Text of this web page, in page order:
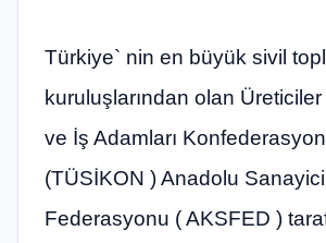
Türkiye` nin en büyük sivil
kuruluşlarından olan
ve İş Adamları
(TÜSİKON ) Anadolu Sanayici
Federasyonu ( AKSFED )